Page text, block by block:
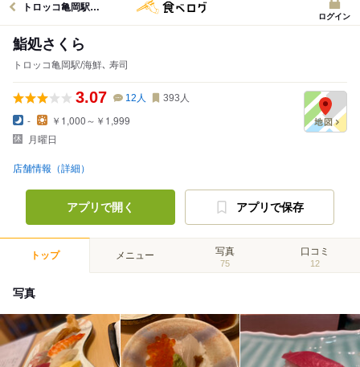
トロッコ亀岡駅グルメへ
ログイン
鮨処さくら
トロッコ亀岡駅/海鮮､ 寿司
3.07 12 人 393 人
-
￥1,000～￥1,999
月曜日
店舗情報（詳細）
アプリで開く アプリで保存
トップ メニュー 写真
75
口コミ
12
写真